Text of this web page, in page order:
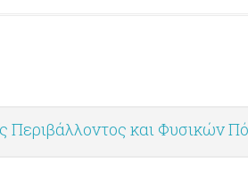
Περιβάλλοντος και Φυσικών